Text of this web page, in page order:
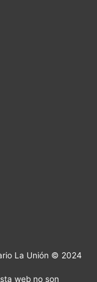
La Unión © 2024
web no son